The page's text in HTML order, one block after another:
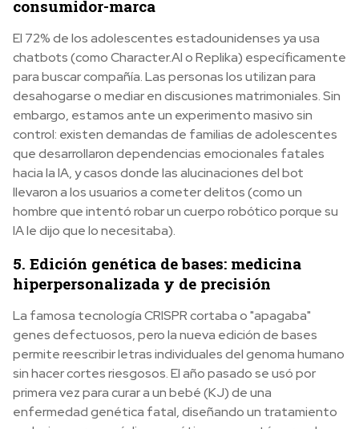
consumidor-marca
El 72% de los adolescentes estadounidenses ya usa
chatbots (como Character.AI o Replika) específicamente
para buscar compañía. Las personas los utilizan para
desahogarse o mediar en discusiones matrimoniales. Sin
embargo, estamos ante un experimento masivo sin
control: existen demandas de familias de adolescentes
que desarrollaron dependencias emocionales fatales
hacia la IA, y casos donde las alucinaciones del bot
llevaron a los usuarios a cometer delitos (como un
hombre que intentó robar un cuerpo robótico porque su
IA le dijo que lo necesitaba).
5. Edición genética de bases: medicina
hiperpersonalizada y de precisión
La famosa tecnología CRISPR cortaba o "apagaba"
genes defectuosos, pero la nueva edición de bases
permite reescribir letras individuales del genoma humano
sin hacer cortes riesgosos. El año pasado se usó por
primera vez para curar a un bebé (KJ) de una
enfermedad genética fatal, diseñando un tratamiento